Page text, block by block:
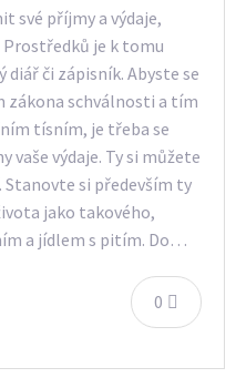
své příjmy a výdaje,
je k tomu
diář či zápisník. Abyste se
zákona schválnosti a tím
tísním, je třeba se
výdaje. Ty si můžete
si především ty
jako takového,
a jídlem s pitím. Do…
0